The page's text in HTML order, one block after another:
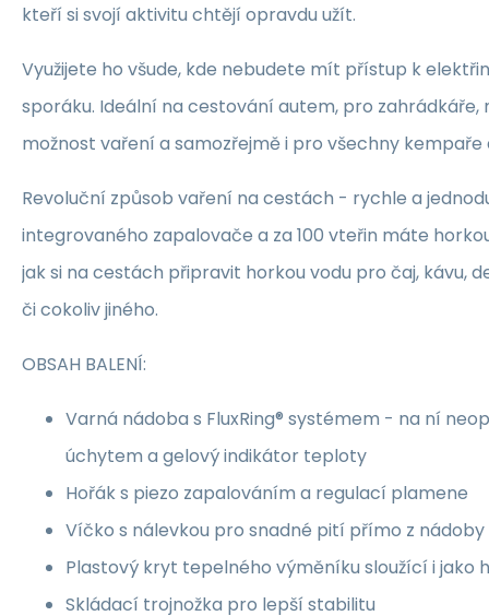
kteří si svojí aktivitu chtějí opravdu užít.
Využijete ho všude, kde nebudete mít přístup k
sporáku. Ideální na cestování autem, pro zahrádkáře,
možnost vaření a samozřejmě i pro všechny kempaře
Revoluční způsob vaření na cestách - rychle a
integrovaného zapalovače a za 100 vteřin máte
jak si na cestách připravit horkou vodu pro čaj, kávu,
či cokoliv jiného.
OBSAH BALENÍ:
Varná nádoba s FluxRing® systémem - na ní
úchytem a gelový indikátor teploty
Hořák s piezo zapalováním a regulací plamene
Víčko s nálevkou pro snadné pití přímo z nádoby
Plastový kryt tepelného výměníku sloužící i jako
Skládací trojnožka pro lepší stabilitu